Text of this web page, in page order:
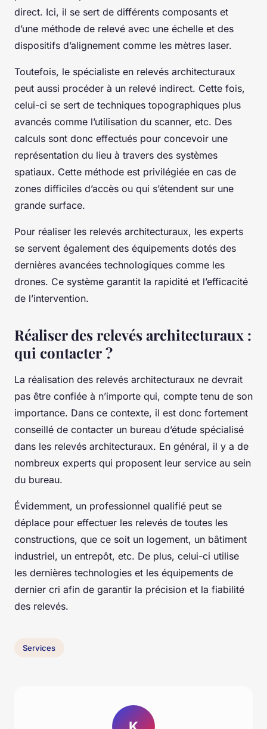
direct. Ici, il se sert de différents composants et
d’une méthode de relevé avec une échelle et des
dispositifs d’alignement comme les mètres laser.
Toutefois, le spécialiste en relevés architecturaux
peut aussi procéder à un relevé indirect. Cette fois,
celui-ci se sert de techniques topographiques plus
avancés comme l’utilisation du scanner, etc. Des
calculs sont donc effectués pour concevoir une
représentation du lieu à travers des systèmes
spatiaux. Cette méthode est privilégiée en cas de
zones difficiles d’accès ou qui s’étendent sur une
grande surface.
Pour réaliser les relevés architecturaux, les experts
se servent également des équipements dotés des
dernières avancées technologiques comme les
drones. Ce système garantit la rapidité et l’efficacité
de l’intervention.
Réaliser des relevés architecturaux :
qui contacter ?
La réalisation des relevés architecturaux ne devrait
pas être confiée à n’importe qui, compte tenu de son
importance. Dans ce contexte, il est donc fortement
conseillé de contacter un bureau d’étude spécialisé
dans les relevés architecturaux. En général, il y a de
nombreux experts qui proposent leur service au sein
du bureau.
Évidemment, un professionnel qualifié peut se
déplace pour effectuer les relevés de toutes les
constructions, que ce soit un logement, un bâtiment
industriel, un entrepôt, etc. De plus, celui-ci utilise
les dernières technologies et les équipements de
dernier cri afin de garantir la précision et la fiabilité
des relevés.
Services